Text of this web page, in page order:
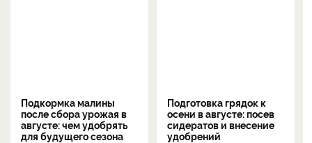
Подкормка малины
после сбора урожая в
августе: чем удобрять
для будущего сезона
Подготовка грядок к
осени в августе: посев
сидератов и внесение
удобрений